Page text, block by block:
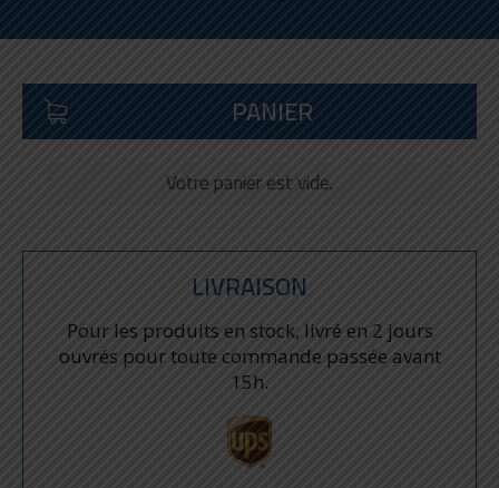
PANIER
Votre panier est vide.
LIVRAISON
Pour les produits en stock, livré en 2 jours
ouvrés pour toute commande passée avant
15h.